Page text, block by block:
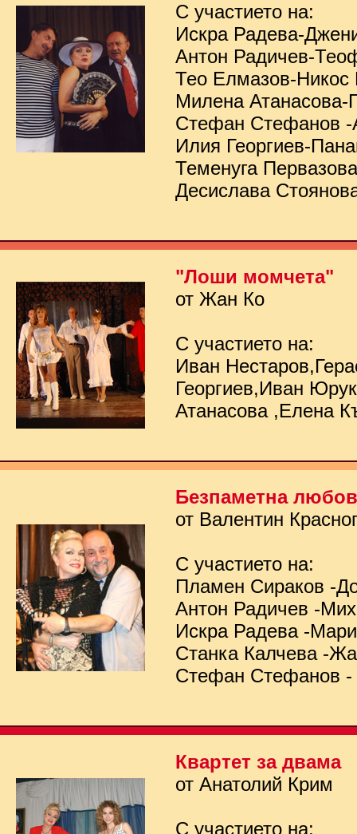
С участието на:
Искра Радева-
Антон Радичев-
Тео Елмазов-Никос
Милена Атанасова-
Стефан Стефанов -
Илия Георгиев-
Теменуга
Десислава
"Лоши момчета"
от Жан Ко
С участието на:
Иван
Георгиев,Иван
Атанасова ,Елена
Безпаметна любов
от Валентин
С участието на:
Пламен Сираков -
Антон Радичев -
Искра Радева -
Станка Калчева -
Стефан Стефанов
Квартет за двама
от Анатолий Крим
С участието на: